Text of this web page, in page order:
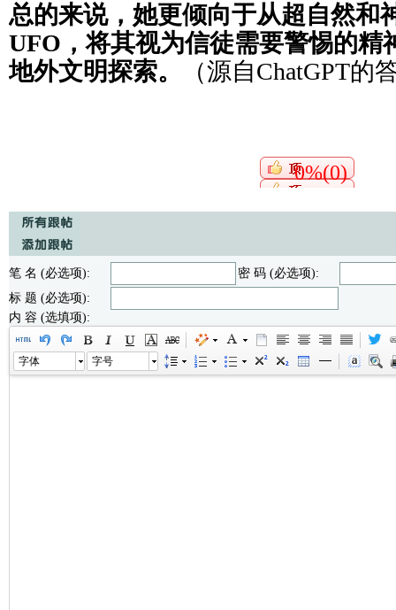
总的来说，她更倾向于从超自然和
UFO，将其视为信徒需要警惕的精
地外文明探索。
（源自ChatGPT的
0%(0)
笔 名 (必选项):
密 码 (必选项):
标 题 (必选项):
内 容 (选填项):
字体 字号